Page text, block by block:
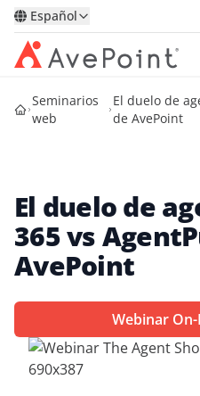
Español
Soluciones
Precios
Partners
Acerca de
Seminarios
web
El duelo de
de AvePoint
El duelo de
365 vs
AvePoint
Webinar